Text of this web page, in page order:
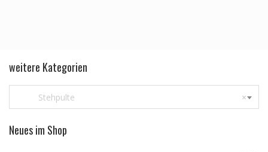
weitere Kategorien
×
Stehpulte
Neues im Shop